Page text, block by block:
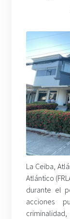
La Ceiba,
Atlántico
durante el
acciones